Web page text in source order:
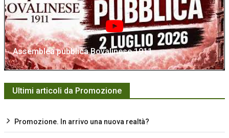
Assemblea pubblica Bovalinese 1911
Ultimi articoli da Promozione
Promozione. In arrivo una nuova realtà?